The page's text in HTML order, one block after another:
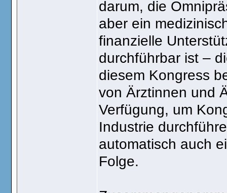
darum, die
aber ein
finanzielle
durchführbar ist –
diesem Kongress
von Ärztinnen und
Verfügung, um
Industrie
automatisch auch
Folge.